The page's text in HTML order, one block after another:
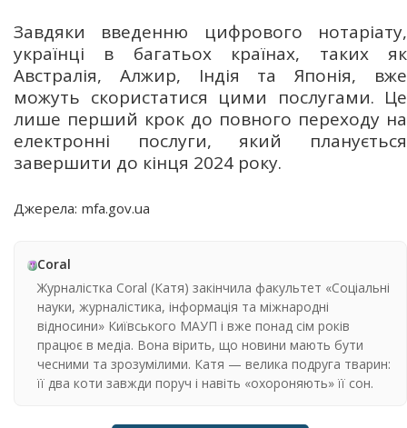
Завдяки введенню цифрового нотаріату,
українці в багатьох країнах, таких як
Австралія, Алжир, Індія та Японія, вже
можуть скористатися цими послугами. Це
лише перший крок до повного переходу на
електронні послуги, який планується
завершити до кінця 2024 року.
Джерела: mfa.gov.ua
Coral
Журналістка Coral (Катя) закінчила факультет «Соціальні
науки, журналістика, інформація та міжнародні
відносини» Київського МАУП і вже понад сім років
працює в медіа. Вона вірить, що новини мають бути
чесними та зрозумілими. Катя — велика подруга тварин:
її два коти завжди поруч і навіть «охороняють» її сон.